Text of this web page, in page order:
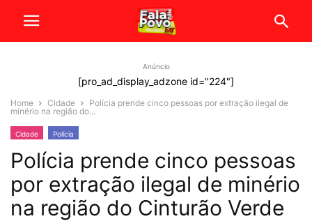
Anúncio
[pro_ad_display_adzone id="224"]
Home Cidade
Polícia prende cinco pessoas por extração ilegal de
minério na região do...
Cidade Polícia
Polícia prende cinco pessoas
por extração ilegal de minério
na região do Cinturão Verde